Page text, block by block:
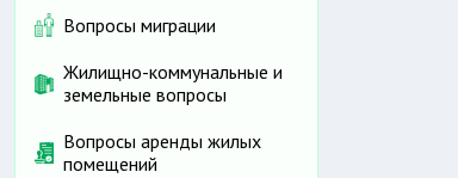
Вопросы миграции
Жилищно-коммунальные и
земельные вопросы
Вопросы аренды жилых
помещений